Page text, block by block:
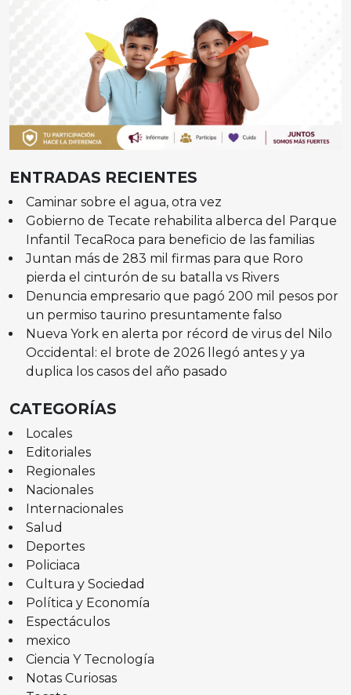
ENTRADAS RECIENTES
Caminar sobre el agua, otra vez
Gobierno de Tecate rehabilita alberca del Parque
Infantil TecaRoca para beneficio de las familias
Juntan más de 283 mil firmas para que Roro
pierda el cinturón de su batalla vs Rivers
Denuncia empresario que pagó 200 mil pesos por
un permiso taurino presuntamente falso
Nueva York en alerta por récord de virus del Nilo
Occidental: el brote de 2026 llegó antes y ya
duplica los casos del año pasado
CATEGORÍAS
Locales
Editoriales
Regionales
Nacionales
Internacionales
Salud
Deportes
Policiaca
Cultura y Sociedad
Política y Economía
Espectáculos
mexico
Ciencia Y Tecnología
Notas Curiosas